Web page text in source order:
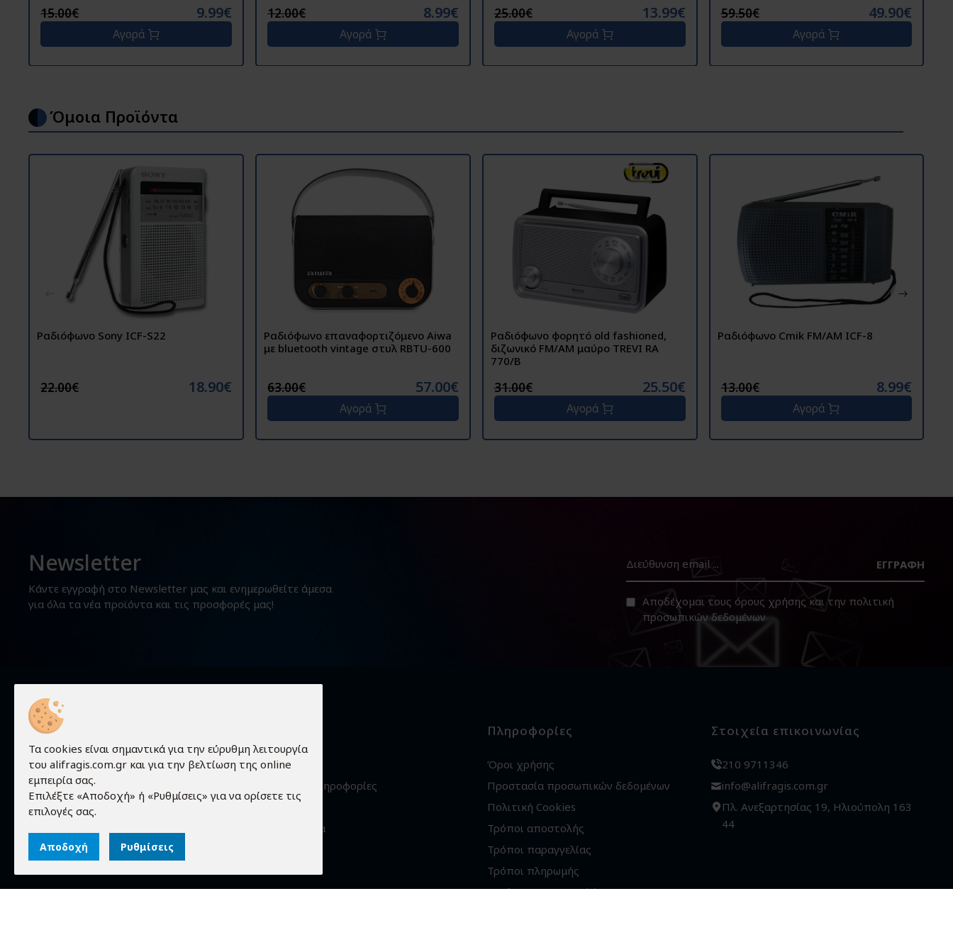
15.00€ 9.99€
Αγορά
12.00€ 8.99€
Αγορά
25.00€ 13.99€
Αγορά
59.50€ 49.90€
Αγορά
Όμοια Προϊόντα
Ραδιόφωνο Sony ICF-S22
22.00€ 18.90€
Ραδιόφωνο επαναφορτιζόμενο Aiwa
με bluetooth vintage στυλ RBTU-600
63.00€ 57.00€
Αγορά
Ραδιόφωνο φορητό old fashioned,
διζωνικό FM/AM μαύρο TREVI RA
770/B
31.00€ 25.50€
Αγορά
Ραδιόφωνο Cmik FM/AM ICF-8
13.00€ 8.99€
Αγορά
Newsletter
Κάντε εγγραφή στο Newsletter μας και ενημερωθείτε άμεσα
για όλα τα νέα προϊόντα και τις προσφορές μας!
ΕΓΓΡΑΦΉ
Αποδέχομαι τους όρους χρήσης και την πολιτική
προσωπικών δεδομένων
Τα πάντα γύρω από τον κόσμο των
ηλεκτρονικών!
Στοιχεία επικοινωνίας
210 9711346
info@alifragis.com.gr
Πλ. Ανεξαρτησίας 19, Ηλιούπολη 163
44
Προϊόντα
Τεχνικές πληροφορίες
Επικοινωνία
Πληροφορίες
Όροι χρήσης
Προστασία προσωπικών δεδομένων
Πολιτική Cookies
Τρόποι αποστολής
Τρόποι παραγγελίας
Τρόποι πληρωμής
Εγγύηση - Επιστροφές
Τα cookies είναι σημαντικά για την εύρυθμη λειτουργία
του alifragis.com.gr και για την βελτίωση της online
εμπειρία σας.
Επιλέξτε «Αποδοχή» ή «Ρυθμίσεις» για να ορίσετε τις
επιλογές σας.
Αποδοχή Ρυθμίσεις